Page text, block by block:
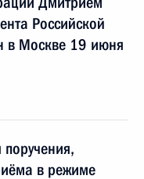
Российской
в Москве 19 июня
в режиме